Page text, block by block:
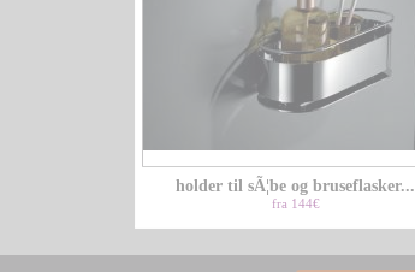
holder til sÃ¦be og bruseflasker...
fra 144€